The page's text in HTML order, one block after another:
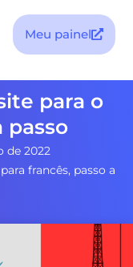
Meu painel
para o
passo
de 2022
francês, passo a